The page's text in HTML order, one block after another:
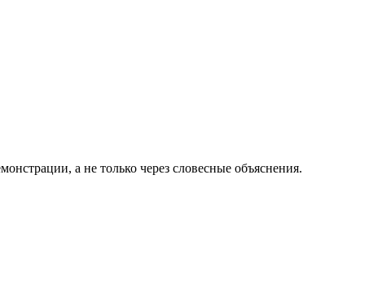
а не только через словесные объяснения.